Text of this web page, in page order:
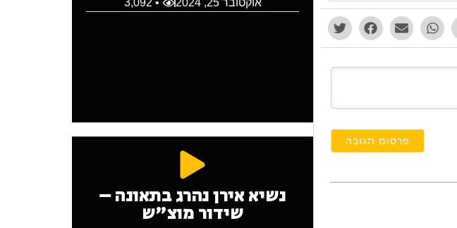
אוקטובר 25, 2024 • 3,092
נשיא אירן נהרג בתאונה –
שידור מוצ"ש